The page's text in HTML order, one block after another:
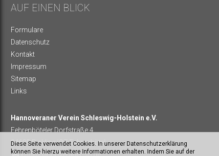
AUF EINEN BLICK
Formulare
Datenschutz
Kontakt
Impressum
Sitemap
Links
Hannoveraner Verein Schleswig-Holstein e.V.
Fehrenböteler Dorfstraße 4
24635 Rickling/OT Fehrenbötel
Diese Seite verwendet Cookies. In unserer Datenschutzerklärung
können Sie hierzu weitere Informationen erhalten. Indem Sie auf der